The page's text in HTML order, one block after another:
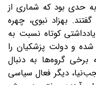
حدی بود که شماری از
بهزاد نبوی، چهره
کوتاه نسبت به
و دولت پزشکیان را
گروه‌ها به دنبال
دیگر فعال سیاسی